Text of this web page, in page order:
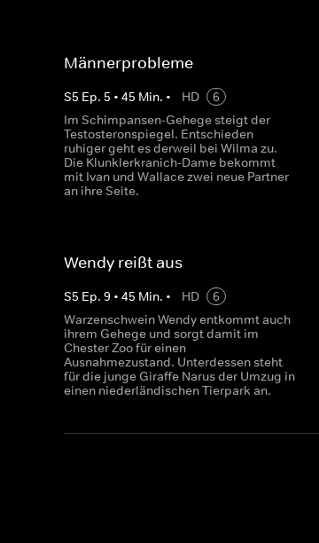
Männerprobleme
S5 Ep. 5 • 45 Min. • HD
6
Im Schimpansen-Gehege steigt der
Testosteronspiegel. Entschieden
ruhiger geht es derweil bei Wilma zu.
Die Klunklerkranich-Dame bekommt
mit Ivan und Wallace zwei neue Partner
an ihre Seite.
Wendy reißt aus
S5 Ep. 9 • 45 Min. • HD
6
Warzenschwein Wendy entkommt auch
ihrem Gehege und sorgt damit im
Chester Zoo für einen
Ausnahmezustand. Unterdessen steht
für die junge Giraffe Narus der Umzug in
einen niederländischen Tierpark an.